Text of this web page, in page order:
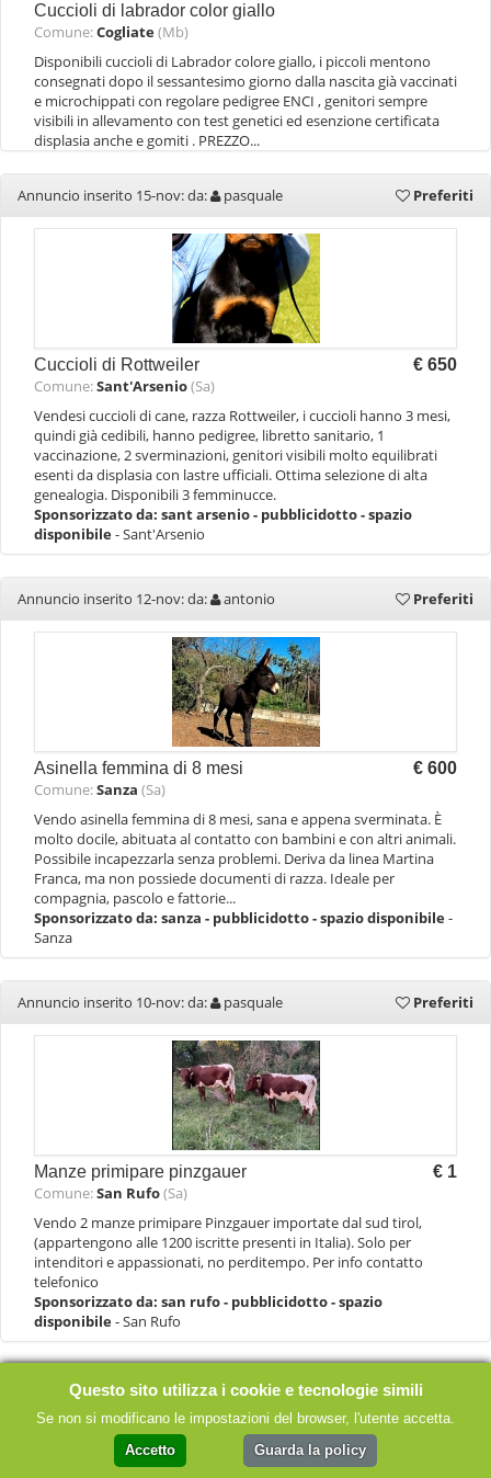
Cuccioli di labrador color giallo
Comune:Cogliate(Mb)
Disponibili cuccioli di Labrador colore giallo, i piccoli mentono
consegnati dopo il sessantesimo giorno dalla nascita già vaccinati
e microchippati con regolare pedigree ENCI , genitori sempre
visibili in allevamento con test genetici ed esenzione certificata
displasia anche e gomiti . PREZZO...
Annuncio inserito 15-nov: da: pasquale Preferiti
Cuccioli di Rottweiler € 650
Comune:Sant'Arsenio(Sa)
Vendesi cuccioli di cane, razza Rottweiler, i cuccioli hanno 3 mesi,
quindi già cedibili, hanno pedigree, libretto sanitario, 1
vaccinazione, 2 sverminazioni, genitori visibili molto equilibrati
esenti da displasia con lastre ufficiali. Ottima selezione di alta
genealogia. Disponibili 3 femminucce.
Sponsorizzato da: sant arsenio - pubblicidotto - spazio
disponibile- Sant'Arsenio
Annuncio inserito 12-nov: da: antonio Preferiti
Asinella femmina di 8 mesi € 600
Comune:Sanza (Sa)
Vendo asinella femmina di 8 mesi, sana e appena sverminata. È
molto docile, abituata al contatto con bambini e con altri animali.
Possibile incapezzarla senza problemi. Deriva da linea Martina
Franca, ma non possiede documenti di razza. Ideale per
compagnia, pascolo e fattorie...
Sponsorizzato da: sanza - pubblicidotto - spazio disponibile-
Sanza
Annuncio inserito 10-nov: da: pasquale Preferiti
Manze primipare pinzgauer € 1
Comune:San Rufo(Sa)
Vendo 2 manze primipare Pinzgauer importate dal sud tirol,
(appartengono alle 1200 iscritte presenti in Italia). Solo per
intenditori e appassionati, no perditempo. Per info contatto
telefonico
Sponsorizzato da: san rufo - pubblicidotto - spazio
disponibile- San Rufo
Annuncio inserito 07-nov: da: achille Preferiti
Questo sito utilizza i cookie e tecnologie simili
Se non si modificano le impostazioni del browser, l'utente accetta.
Accetto
Guarda la policy